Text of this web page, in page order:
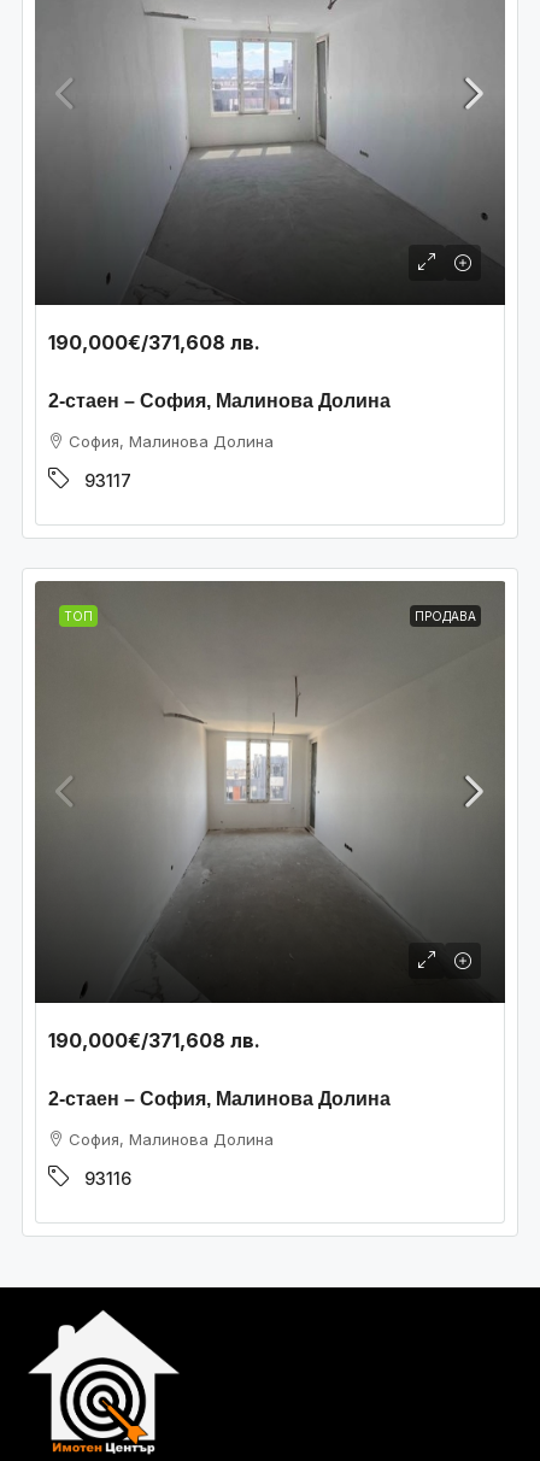
190,000€/371,608 лв.
2-стаен – София, Малинова Долина
София, Малинова Долина
93117
ТОП ПРОДАВА
190,000€/371,608 лв.
2-стаен – София, Малинова Долина
София, Малинова Долина
93116